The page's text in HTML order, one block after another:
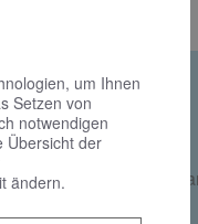
Barrierereduzierung
um Ihnen
Setzen von
notwendigen
Übersicht der
ändern.